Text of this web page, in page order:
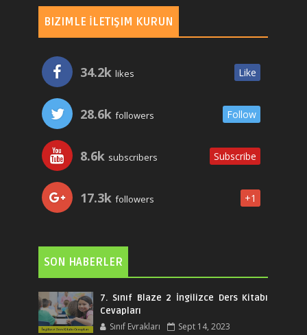
BIZIMLE İLETIŞIM KURUN
34.2k likes Like
28.6k followers Follow
8.6k subscribers Subscribe
17.3k followers +1
SON HABERLER
7. Sınıf Blaze 2 İngilizce Ders Kitabı
Cevapları
Sınıf Evrakları Sept 14, 2023